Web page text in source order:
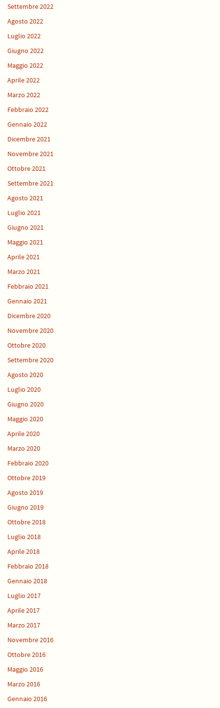
Settembre 2022
Agosto 2022
Luglio 2022
Giugno 2022
Maggio 2022
Aprile 2022
Marzo 2022
Febbraio 2022
Gennaio 2022
Dicembre 2021
Novembre 2021
Ottobre 2021
Settembre 2021
Agosto 2021
Luglio 2021
Giugno 2021
Maggio 2021
Aprile 2021
Marzo 2021
Febbraio 2021
Gennaio 2021
Dicembre 2020
Novembre 2020
Ottobre 2020
Settembre 2020
Agosto 2020
Luglio 2020
Giugno 2020
Maggio 2020
Aprile 2020
Marzo 2020
Febbraio 2020
Ottobre 2019
Agosto 2019
Giugno 2019
Ottobre 2018
Luglio 2018
Aprile 2018
Febbraio 2018
Gennaio 2018
Luglio 2017
Aprile 2017
Marzo 2017
Novembre 2016
Ottobre 2016
Maggio 2016
Marzo 2016
Gennaio 2016